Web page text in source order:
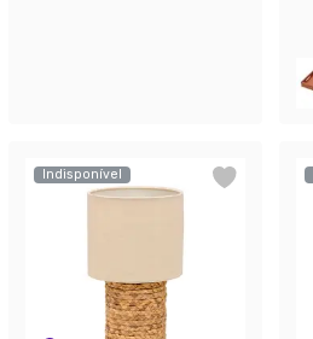
Indisponível